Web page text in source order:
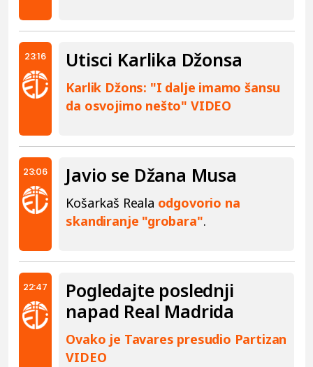
23:16 Utisci Karlika Džonsa
Karlik Džons: "I dalje imamo šansu
da osvojimo nešto" VIDEO
23:06 Javio se Džana Musa
Košarkaš Reala odgovorio na
skandiranje "grobara".
22:47
Pogledajte poslednji
napad Real Madrida
Ovako je Tavares presudio Partizan
VIDEO